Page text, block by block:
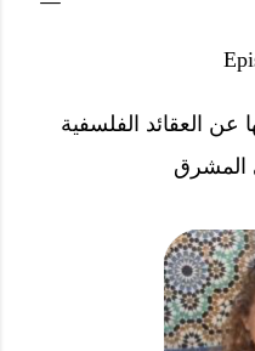
عن العقائد الفلسفية
المشرق